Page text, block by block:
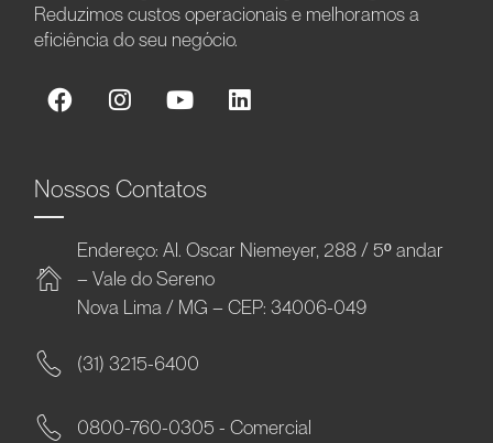
Reduzimos custos operacionais e melhoramos a
eficiência do seu negócio.
Nossos Contatos
Endereço: Al. Oscar Niemeyer, 288 / 5º andar
– Vale do Sereno
Nova Lima / MG – CEP: 34006-049
(31) 3215-6400
0800-760-0305 - Comercial